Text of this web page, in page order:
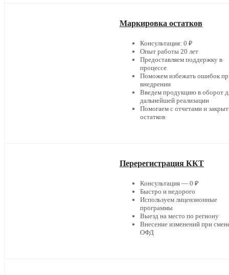
Маркировка остатков
Консультация: 0 ₽
Опыт работы 20 лет
Предоставляем поддержку в
процессе
Поможем избежать ошибок
внедрении
Введем продукцию в оборот
дальнейшей реализации
Помогаем с отчетами и
остатков
Перерегистрация ККТ
Консультация — 0 ₽
Быстро и недорого
Используем лицензионные
программы
Выезд на место по региону
Внесение изменений при
ОФД